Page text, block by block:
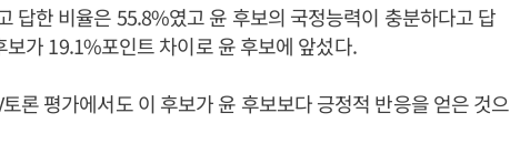
답한 비율은 55.8%였고 윤 후보의 국정능력이 충분하다고 답
가 19.1%포인트 차이로 윤 후보에 앞섰다.
론 평가에서도 이 후보가 윤 후보보다 긍정적 반응을 얻은 것으